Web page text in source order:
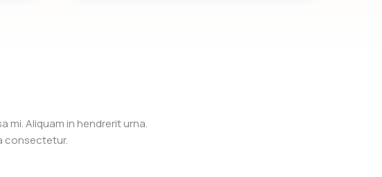
mi. Aliquam in hendrerit urna.
consectetur.